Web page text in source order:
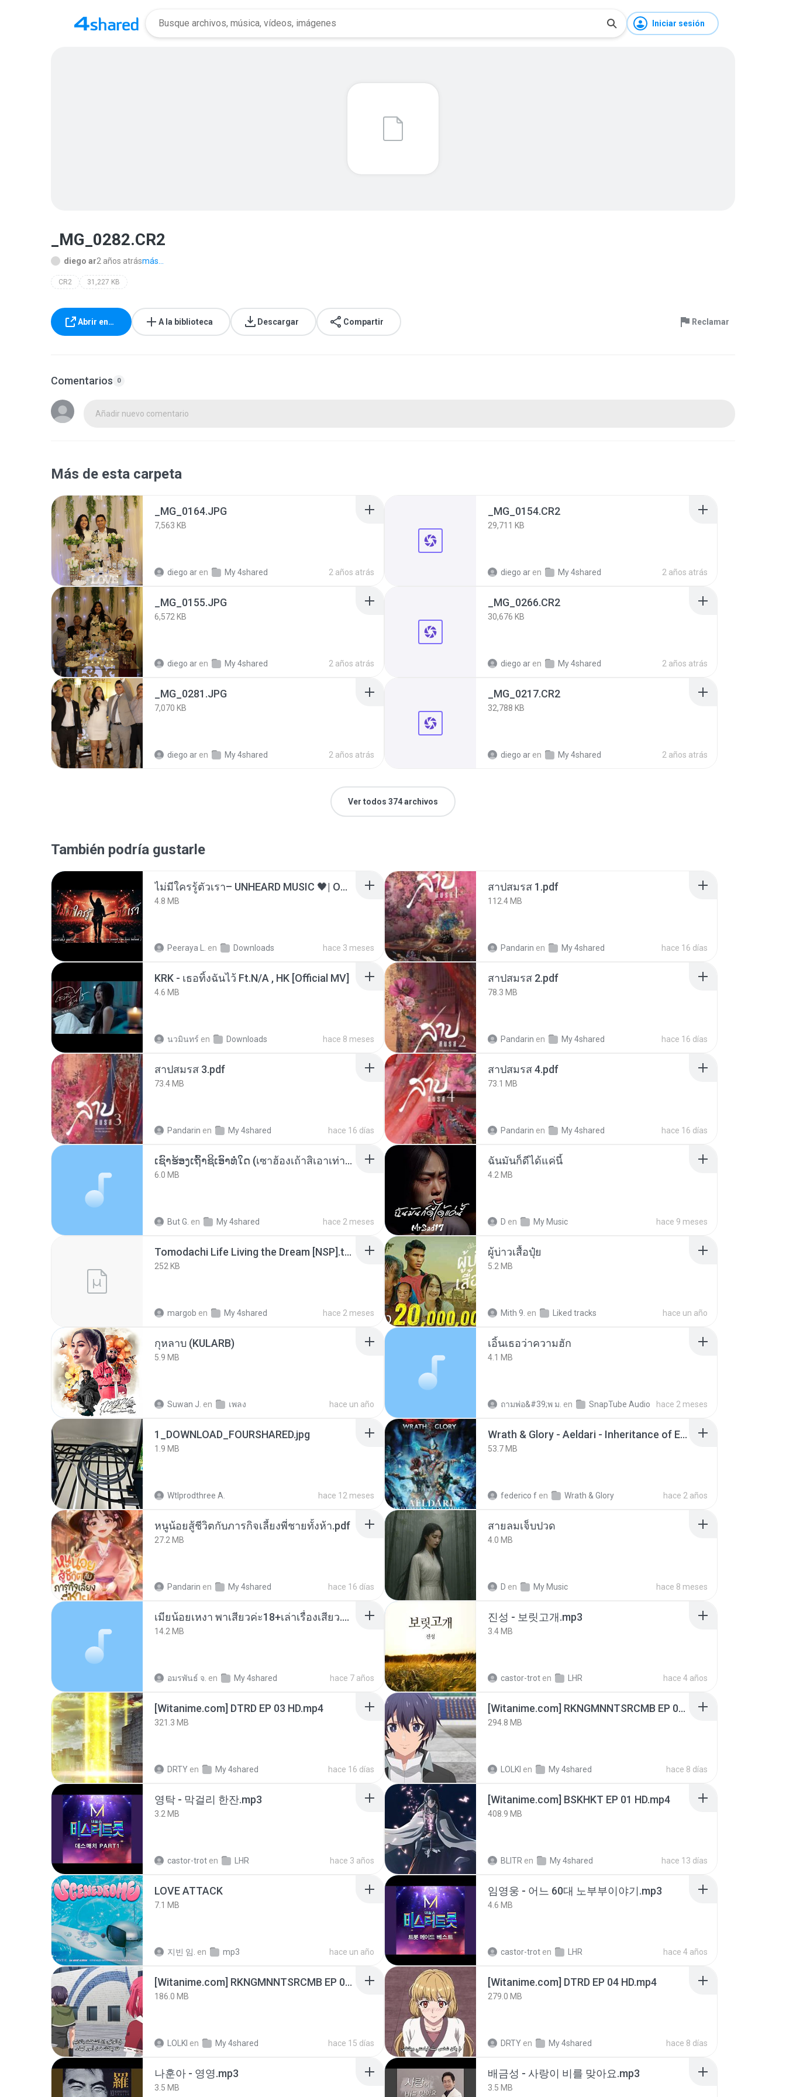
Iniciar sesión
_MG_0282.CR2
diego ar2 años atrásmás...
CR2 31,227 KB
Abrir en… A la biblioteca Descargar Compartir Reclamar
Comentarios 0
Añadir nuevo comentario
Más de esta carpeta
_MG_0164.JPG
7,563 KB
diego ar en My 4shared 2 años atrás
_MG_0154.CR2
29,711 KB
diego ar en My 4shared 2 años atrás
_MG_0155.JPG
6,572 KB
diego ar en My 4shared 2 años atrás
_MG_0266.CR2
30,676 KB
diego ar en My 4shared 2 años atrás
_MG_0281.JPG
7,070 KB
diego ar en My 4shared 2 años atrás
_MG_0217.CR2
32,788 KB
diego ar en My 4shared 2 años atrás
Ver todos 374 archivos
También podría gustarle
ไม่มีใครรู้ตัวเรา– UNHEARD MUSIC 🖤| Official Lyric Video | เพลงสู้ชีวิต
4.8 MB
Peeraya L. en Downloads hace 3 meses
สาปสมรส 1.pdf
112.4 MB
Pandarin en My 4shared hace 16 días
KRK - เธอทิ้งฉันไว้ Ft.N/A , HK [Official MV]
4.6 MB
นวมินทร์ en Downloads hace 8 meses
สาปสมรส 2.pdf
78.3 MB
Pandarin en My 4shared hace 16 días
สาปสมรส 3.pdf
73.4 MB
Pandarin en My 4shared hace 16 días
สาปสมรส 4.pdf
73.1 MB
Pandarin en My 4shared hace 16 días
ເຊົາຮ້ອງເຖົ້າຊິເອົາທໍ່ໃດ (เซาฮ้องเถ้าสิเอาเท่าใด) ບຸນເກີດ ຫນູຫ່ວງ ft. ໂສພາ ຈຸນທະລາ
6.0 MB
But G. en My 4shared hace 2 meses
ฉันมันก็ดีได้แค่นี้
4.2 MB
D en My Music hace 9 meses
Tomodachi Life Living the Dream [NSP].torrent
252 KB
margob en My 4shared hace 2 meses
ผู้บ่าวเสื้อปุ๋ย
5.2 MB
Mith 9. en Liked tracks hace un año
กุหลาบ (KULARB)
5.9 MB
Suwan J. en เพลง hace un año
เอิ้นเธอว่าความฮัก
4.1 MB
ถามพ่อ&#39;พ ม. en SnapTube Audio hace 2 meses
1_DOWNLOAD_FOURSHARED.jpg
1.9 MB
Wtlprodthree A. hace 12 meses
Wrath & Glory - Aeldari - Inheritance of Embers.pdf
53.7 MB
federico f en Wrath & Glory hace 2 años
หนูน้อยสู้ชีวิตกับภารกิจเลี้ยงพี่ชายทั้งห้า.pdf
27.2 MB
Pandarin en My 4shared hace 16 días
สายลมเจ็บปวด
4.0 MB
D en My Music hace 8 meses
เมียน้อยเหงา พาเสียวค่ะ18+เล่าเรื่องเสียว.mp3
14.2 MB
อมรพันธ์ จ. en My 4shared hace 7 años
진성 - 보릿고개.mp3
3.4 MB
castor-trot en LHR hace 4 años
[Witanime.com] DTRD EP 03 HD.mp4
321.3 MB
DRTY en My 4shared hace 16 días
[Witanime.com] RKNGMNNTSRCMB EP 06 HD.mp4
294.8 MB
LOLKI en My 4shared hace 8 días
영탁 - 막걸리 한잔.mp3
3.2 MB
castor-trot en LHR hace 3 años
[Witanime.com] BSKHKT EP 01 HD.mp4
408.9 MB
BLITR en My 4shared hace 13 días
LOVE ATTACK
7.1 MB
지빈 임. en mp3 hace un año
임영웅 - 어느 60대 노부부이야기.mp3
4.6 MB
castor-trot en LHR hace 4 años
[Witanime.com] RKNGMNNTSRCMB EP 05 HD.mp4
186.0 MB
LOLKI en My 4shared hace 15 días
[Witanime.com] DTRD EP 04 HD.mp4
279.0 MB
DRTY en My 4shared hace 8 días
나훈아 - 영영.mp3
3.5 MB
배금성 - 사랑이 비를 맞아요.mp3
3.5 MB